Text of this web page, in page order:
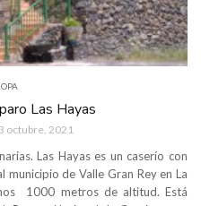
Las Hayas
octubre, 2021
Las Hayas es un caserío con
municipio de Valle Gran Rey en La
1000 metros de altitud. Está